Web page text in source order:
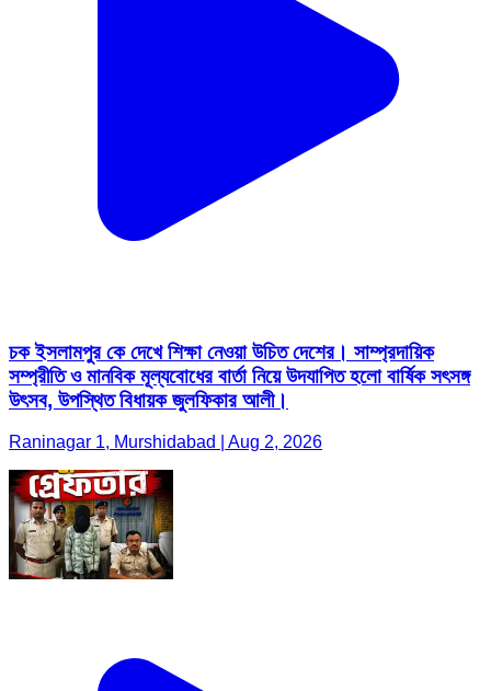
চক ইসলামপুর কে দেখে শিক্ষা নেওয়া উচিত দেশের। সাম্প্রদায়িক
সম্প্রীতি ও মানবিক মূল্যবোধের বার্তা নিয়ে উদযাপিত হলো বার্ষিক সৎসঙ্গ
উৎসব, উপস্থিত বিধায়ক জুলফিকার আলী।
Raninagar 1, Murshidabad | Aug 2, 2026